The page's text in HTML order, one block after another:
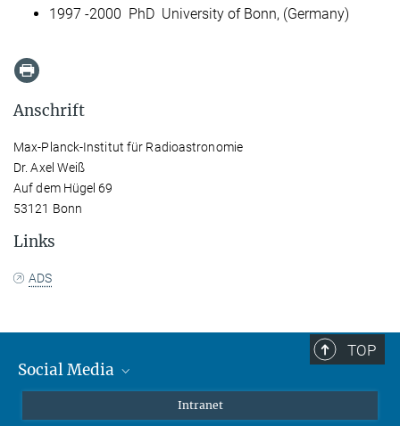
1997 -2000 PhD University of Bonn, (Germany)
Anschrift
Max-Planck-Institut für Radioastronomie
Dr. Axel Weiß
Auf dem Hügel 69
53121 Bonn
Links
ADS
TOP
Social Media
Intranet